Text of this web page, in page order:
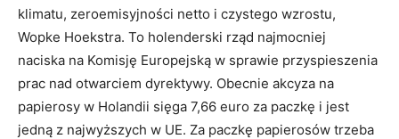
klimatu, zeroemisyjności netto i czystego wzrostu,
Wopke Hoekstra. To holenderski rząd najmocniej
naciska na Komisję Europejską w sprawie przyspieszenia
prac nad otwarciem dyrektywy. Obecnie akcyza na
papierosy w Holandii sięga 7,66 euro za paczkę i jest
jedną z najwyższych w UE. Za paczkę papierosów trzeba